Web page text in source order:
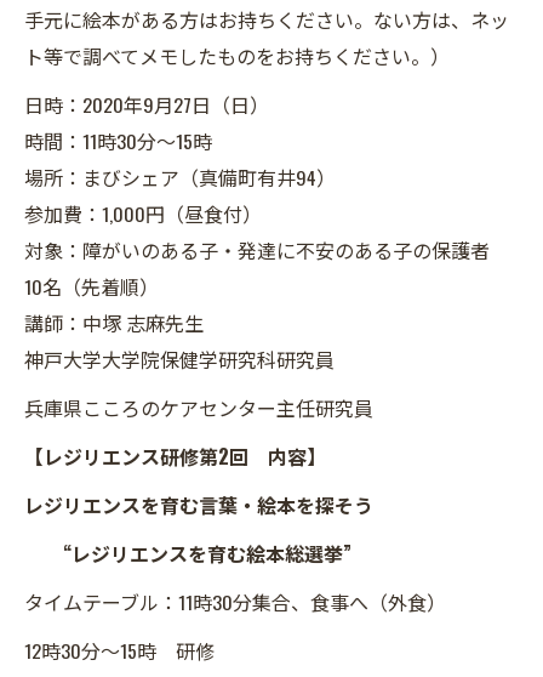
手元に絵本がある方はお持ちください。ない方は、ネッ
ト等で調べてメモしたものをお持ちください。）
日時：2020年9月27日（日）
時間：11時30分～15時
場所：まびシェア（真備町有井94）
参加費：1,000円（昼食付）
対象：障がいのある子・発達に不安のある子の保護者
10名（先着順）
講師：中塚 志麻先生
神戸大学大学院保健学研究科研究員
兵庫県こころのケアセンター主任研究員
【レジリエンス研修第2回 内容】
レジリエンスを育む言葉・絵本を探そう
“レジリエンスを育む絵本総選挙”
タイムテーブル：11時30分集合、食事へ（外食）
12時30分～15時 研修